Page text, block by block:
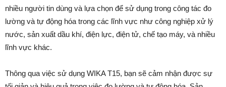
nhiều người tin dùng và lựa chọn để sử dụng trong công tác đo
lường và tự động hóa trong các lĩnh vực như công nghiệp xử lý
nước, sản xuất dầu khí, điện lực, điện tử, chế tạo máy, và nhiều
lĩnh vực khác.
Thông qua việc sử dụng WIKA T15, bạn sẽ cảm nhận được sự